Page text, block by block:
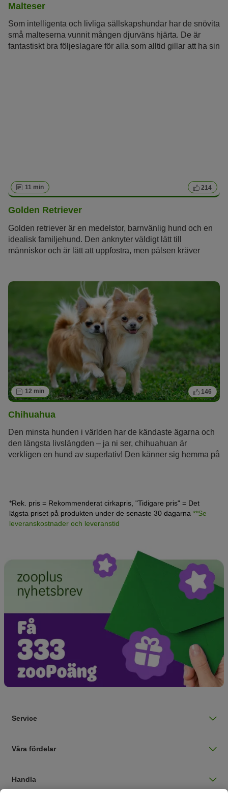
Malteser
Som intelligenta och livliga sällskapshundar har de snövita
små malteserna vunnit mången djurväns hjärta. De är
fantastiskt bra följeslagare för alla som alltid gillar att ha sin
11 min 214
Golden Retriever
Golden retriever är en medelstor, barnvänlig hund och en
idealisk familjehund. Den anknyter väldigt lätt till
människor och är lätt att uppfostra, men pälsen kräver
12 min 146
Chihuahua
Den minsta hunden i världen har de kändaste ägarna och
den längsta livslängden – ja ni ser, chihuahuan är
verkligen en hund av superlativ! Den känner sig hemma på
lyxhund.
*Rek. pris = Rekommenderat cirkapris, "Tidigare pris" = Det
lägsta priset på produkten under de senaste 30 dagarna **Se
leveranskostnader och leveranstid
Service
Våra fördelar
Handla